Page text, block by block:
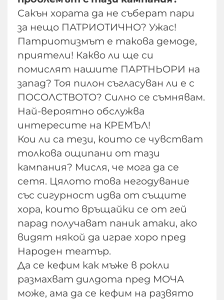
Сакън хората да не съберат пари
за нещо ПАТРИОТИЧНО? Ужас!
Патриотизмът е такова демоде,
приятели! Какво ли ще си
помислят нашите ПАРТНЬОРИ на
запад? Тоя пилон съгласуван ли е с
ПОСОЛСТВОТО? Силно се съмнявам.
Най-вероятно обслужва
интересите на КРЕМЪЛ!
Кои ли са тези, които се чувстват
толкова ощипани от тази
кампания? Мисля, че мога да се
сетя. Цялото това негодувание
със сигурност идва от същите
хора, които връщайки се от гей
парад получават паник атаки, ако
видят някой да играе хоро пред
Народен театър.
Да се кефим как мъже в рокли
размахват дилдота пред МОЧА
може, ама да се кефим на развято